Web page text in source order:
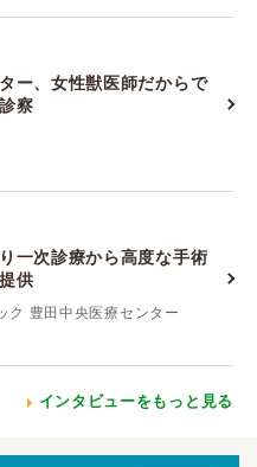
ー、女性獣医師だからで
察
一次診療から高度な手術
供
ク 豊田中央医療センター
インタビューをもっと見る